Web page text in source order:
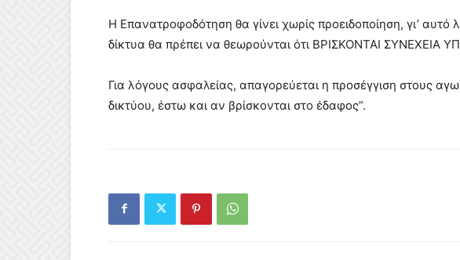
Η Επανατροφοδότηση θα γίνει χωρίς προειδοποίηση, γι’ αυτό
δίκτυα θα πρέπει να θεωρούνται ότι ΒΡΙΣΚΟΝΤΑΙ ΣΥΝΕΧΕΙΑ
Για λόγους ασφαλείας, απαγορεύεται η προσέγγιση στους
δικτύου, έστω και αν βρίσκονται στο έδαφος”.